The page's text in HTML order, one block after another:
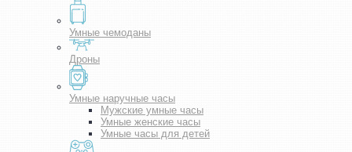
Умные чемоданы
Дроны
Умные наручные часы
Мужские умные часы
Умные женские часы
Умные часы для детей